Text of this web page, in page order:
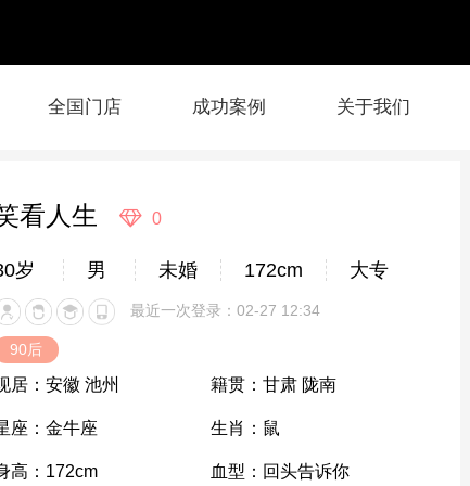
全国门店 成功案例 关于我们
看人生 0
岁 男 未婚 172cm 大专
最近一次登录：02-27 12:34
90后
居： 安徽 池州 籍贯： 甘肃 陇南
座： 金牛座 生肖： 鼠
高： 172cm 血型： 回头告诉你